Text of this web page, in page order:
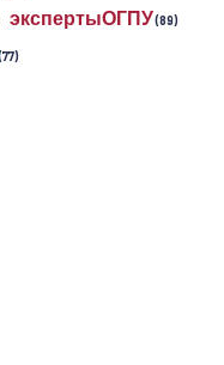
экспертыОГПУ(89)